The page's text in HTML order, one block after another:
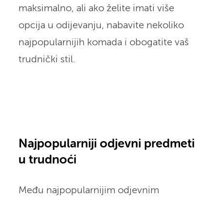
maksimalno, ali ako želite imati više
opcija u odijevanju, nabavite nekoliko
najpopularnijih komada i obogatite vaš
trudnički stil.
Najpopularniji odjevni predmeti
u trudnoći
Među najpopularnijim odjevnim